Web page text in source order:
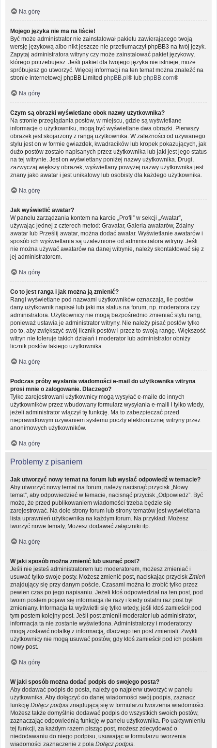
Na górę
Mojego języka nie ma na liście!
Być może administrator nie zainstalował pakietu zawierającego twoją
wersję językową albo nikt jeszcze nie przetłumaczył phpBB3 na twój język.
Zapytaj administratora witryny czy może zainstalować pakiet językowy,
którego potrzebujesz. Jeśli pakiet dla twojego języka nie istnieje, może
spróbujesz go utworzyć. Więcej informacji na ten temat można znaleźć na
stronie internetowej phpBB Limited phpBB.pl® lub phpBB.com®
Na górę
Czym są obrazki wyświetlane obok nazwy użytkownika?
Na stronie przeglądania postów, w miejscu, gdzie są wyświetlane
informacje o użytkowniku, mogą być wyświetlane dwa obrazki. Pierwszy
obrazek jest skojarzony z rangą użytkownika. W zależności od używanego
stylu jest on w formie gwiazdek, kwadracików lub kropek pokazujących, jak
dużo postów zostało napisanych przez użytkownika lub jaki jest jego status
na tej witrynie. Jest on wyświetlany poniżej nazwy użytkownika. Drugi,
zazwyczaj większy obrazek, wyświetlany powyżej nazwy użytkownika jest
znany jako awatar i jest unikatowy lub osobisty dla każdego użytkownika.
Na górę
Jak wyświetlić awatar?
W panelu zarządzania kontem na karcie „Profil” w sekcji „Awatar”,
używając jednej z czterech metod: Gravatar, Galeria awatarów, Zdalny
awatar lub Prześlij awatar, można dodać awatar. Wyświetlanie awatarów i
sposób ich wyświetlania są uzależnione od administratora witryny. Jeśli
nie można używać awatarów na danej witrynie, należy skontaktować się z
jej administratorem.
Na górę
Co to jest ranga i jak można ją zmienić?
Rangi wyświetlane pod nazwami użytkowników oznaczają, ile postów
dany użytkownik napisał lub jaki ma status na forum, np. moderatora czy
administratora. Użytkownicy nie mogą bezpośrednio zmieniać stylu rang,
ponieważ ustawia je administrator witryny. Nie należy pisać postów tylko
po to, aby zwiększyć swój licznik postów i przez to swoją rangę. Większość
witryn nie toleruje takich działań i moderator lub administrator obniży
licznik postów takiego użytkownika.
Na górę
Podczas próby wysłania wiadomości e-mail do użytkownika witryna
prosi mnie o zalogowanie. Dlaczego?
Tylko zarejestrowani użytkownicy mogą wysyłać e-maile do innych
użytkowników przez wbudowany formularz wysyłania e-maili i tylko wtedy,
jeżeli administrator włączył tę funkcję. Ma to zabezpieczać przed
nieprawidłowym używaniem systemu poczty elektronicznej witryny przez
anonimowych użytkowników.
Na górę
Problemy z pisaniem
Jak utworzyć nowy temat na forum lub wysłać odpowiedź w temacie?
Aby utworzyć nowy temat na forum, należy nacisnąć przycisk „Nowy
temat”, aby odpowiedzieć w temacie, nacisnąć przycisk „Odpowiedz”. Być
może, że przed publikowaniem wiadomości trzeba będzie się
zarejestrować. Na dole strony forum lub strony tematów jest wyświetlana
lista uprawnień użytkownika na każdym forum. Na przykład: Możesz
tworzyć nowe tematy, Możesz dodawać załączniki itp.
Na górę
W jaki sposób można zmienić lub usunąć post?
Jeśli nie jesteś administratorem lub moderatorem, możesz zmieniać i
usuwać tylko swoje posty. Możesz zmienić post, naciskając przycisk Zmień
znajdujący się przy danym poście. Czasami można to zrobić tylko przez
pewien czas po jego napisaniu. Jeżeli ktoś odpowiedział na ten post, pod
twoim postem pojawi się informacja ile razy i kiedy ostatni raz post był
zmieniany. Informacja ta wyświetli się tylko wtedy, jeśli ktoś zamieścił pod
tym postem kolejny post. Jeśli post zmienił moderator lub administrator,
informacja ta nie zostanie wyświetlona. Administratorzy i moderatorzy
mogą zostawić notatkę z informacją, dlaczego ten post zmieniali. Zwykli
użytkownicy nie mogą usuwać postów, gdy ktoś zamieścił pod ich postem
nowy post.
Na górę
W jaki sposób można dodać podpis do swojego posta?
Aby dodawać podpis do posta, należy go najpierw utworzyć w panelu
użytkownika. Aby dołączyć do danej wiadomości swój podpis, zaznacz
funkcję Dołącz podpis znajdującą się w formularzu tworzenia wiadomości.
Możesz także domyślnie dodawać podpis do wszystkich swoich postów,
zaznaczając odpowiednią funkcję w panelu użytkownika. Po uaktywnieniu
tej funkcji, za każdym razem pisząc post, możesz zdecydować o
niedodawaniu do niego podpisu, usuwając w formularzu tworzenia
wiadomości zaznaczenie z pola Dołącz podpis